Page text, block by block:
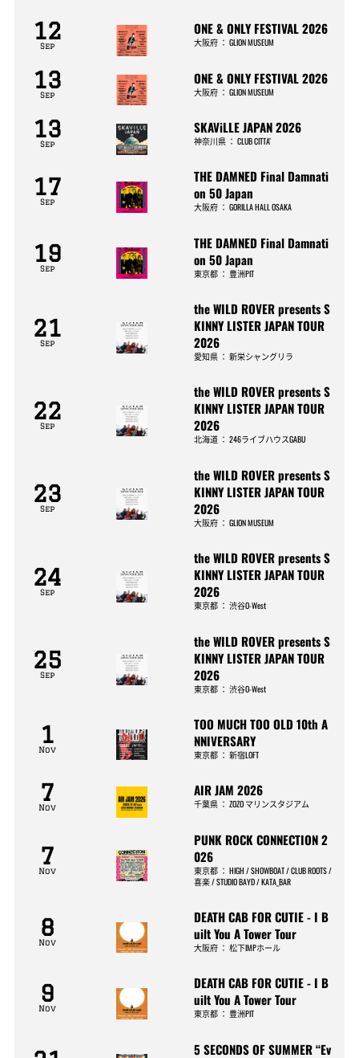
12
Sep
ONE & ONLY FESTIVAL 2026
大阪府 ：GLION MUSEUM
13
Sep
ONE & ONLY FESTIVAL 2026
大阪府 ：GLION MUSEUM
13
Sep
SKAViLLE JAPAN 2026
神奈川県 ：CLUB CITTA’
17
Sep
THE DAMNED Final Damnati
on 50 Japan
大阪府 ：GORILLA HALL OSAKA
19
Sep
THE DAMNED Final Damnati
on 50 Japan
東京都 ：豊洲PIT
21
Sep
the WILD ROVER presents S
KINNY LISTER JAPAN TOUR
2026
愛知県 ：新栄シャングリラ
22
Sep
the WILD ROVER presents S
KINNY LISTER JAPAN TOUR
2026
北海道 ：246ライブハウスGABU
23
Sep
the WILD ROVER presents S
KINNY LISTER JAPAN TOUR
2026
大阪府 ：GLION MUSEUM
24
Sep
the WILD ROVER presents S
KINNY LISTER JAPAN TOUR
2026
東京都 ：渋谷O-West
25
Sep
the WILD ROVER presents S
KINNY LISTER JAPAN TOUR
2026
東京都 ：渋谷O-West
1
Nov
TOO MUCH TOO OLD 10th A
NNIVERSARY
東京都 ：新宿LOFT
7
Nov
AIR JAM 2026
千葉県 ：ZOZO マリンスタジアム
7
Nov
PUNK ROCK CONNECTION 2
026
東京都 ：HIGH / SHOWBOAT / CLUB ROOTS /
喜楽 / STUDIO BAYD / KATA_BAR
8
Nov
DEATH CAB FOR CUTIE - I B
uilt You A Tower Tour
大阪府 ：松下IMPホール
9
Nov
DEATH CAB FOR CUTIE - I B
uilt You A Tower Tour
東京都 ：豊洲PIT
5 SECONDS OF SUMMER “Ev